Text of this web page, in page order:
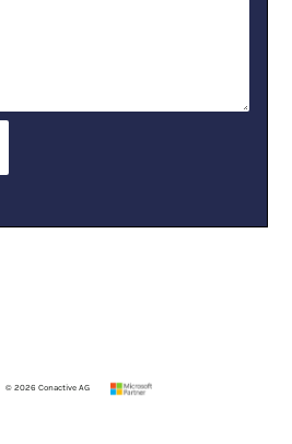
© 2026 Conactive AG